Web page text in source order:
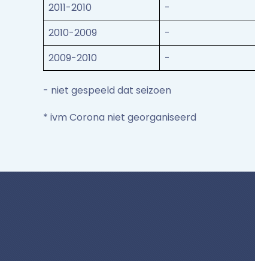
2011-2010
-
2010-2009
-
2009-2010
-
- niet gespeeld dat seizoen
* ivm Corona niet georganiseerd